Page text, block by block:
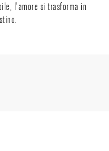
l’amore si trasforma in